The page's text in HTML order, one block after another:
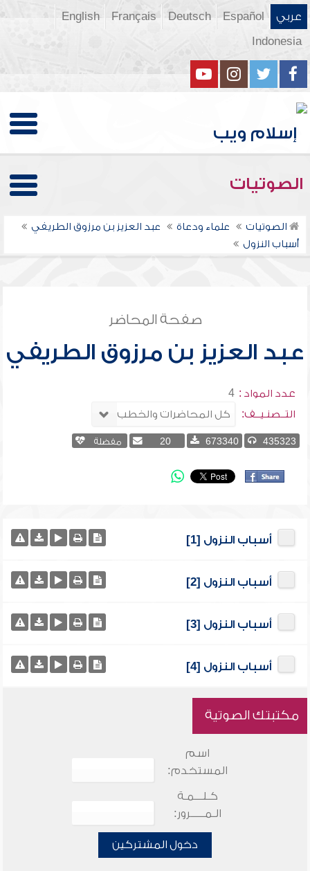
عربي Español
Deutsch
Français
English
Indonesia
الصوتيات
الصوتيات علماء ودعاة
عبد العزيز بن مرزوق الطريفي
أسباب النزول
صفحة المحاضر
عبد العزيز بن مرزوق الطريفي
عدد المواد : 4
التــصنـيــف:
435323
673340
20 مفضلة
أسباب النزول [1]
أسباب النزول [2]
أسباب النزول [3]
أسباب النزول [4]
مكتبتك الصوتية
اسم
المستخدم:
كـلـــمـة
الـمـــــرور:
دخول المشتركين